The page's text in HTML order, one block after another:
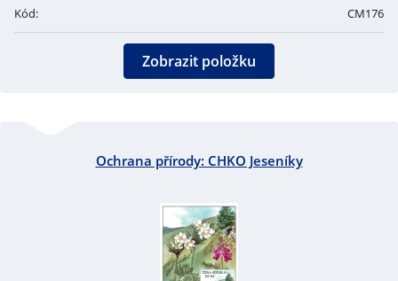
Kód: CM176
Zobrazit položku
Ochrana přírody: CHKO Jeseníky